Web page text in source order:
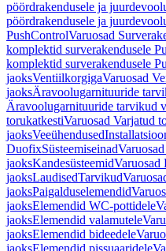
pöördrakendusele ja
pöördrakendusele ja
PushControlVaruosad
komplektid surverakendusele
komplektid surverakendusele
jaoksVentiilkorgigaVaruosad
jaoksÄravoolugarnituuride
Äravoolugarnituuride tarvikud
torukatkestiVaruosad Varjatud
jaoksVeeühendused
DuofixSüsteemiseinad
jaoksKandesüsteemidVaruosad
jaoksLaudisedTarvikud
jaoksPaigalduselemendid
jaoksElemendid WC-pottidele
jaoksElemendid valamutele
jaoksElemendid bideedele
jaoksElemendid pissuaaridele